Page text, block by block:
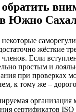
Южно
жёсткие
членов. Если
простым и
при проверках
к тому же –
организация
сертификатов ISO